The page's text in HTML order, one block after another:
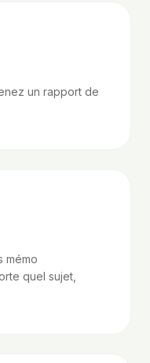
un rapport de
mémo
quel sujet,